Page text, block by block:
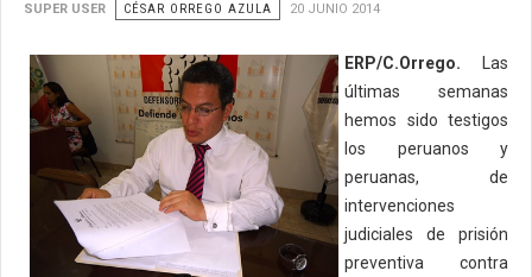
SUPER USER CÉSAR ORREGO AZULA 20 JUNIO 2014
ERP/C.Orrego. Las
últimas semanas
hemos sido testigos
los peruanos y
peruanas, de
intervenciones
judiciales de prisión
preventiva contra